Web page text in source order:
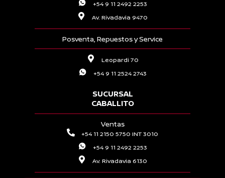
+54 9 11 2492 2253
Av. Rivadavia 9470
Posventa, Repuestos y Service
Leopardi 70
+54 9 11 2524 2743
SUCURSAL
CABALLITO
Ventas
+54 11 2150 5750 INT 3010
+54 9 11 2492 2253
Av. Rivadavia 6130